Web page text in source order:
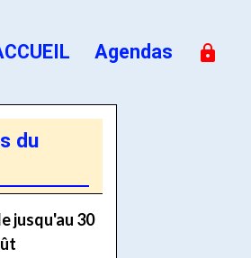
Agendas
du
jusqu'au 30